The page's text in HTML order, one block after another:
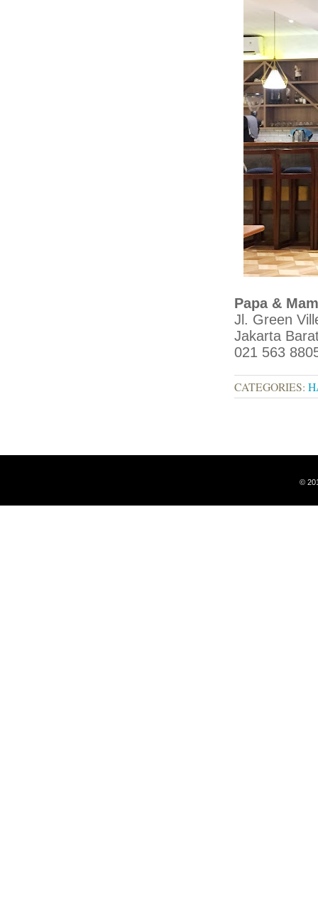
Papa &
Jl. Green
Jakarta
021 563
CATEGORIES:
©